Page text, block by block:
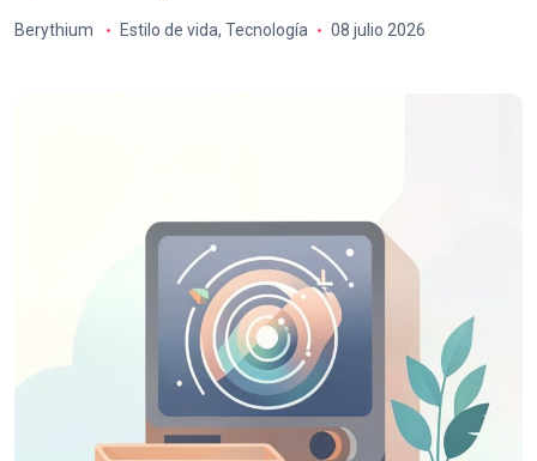
Berythium Estilo de vida, Tecnología 08 julio 2026